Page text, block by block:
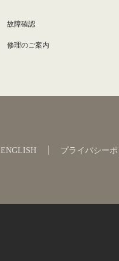
故障確認
修理のご案内
ENGLISH プライバシー